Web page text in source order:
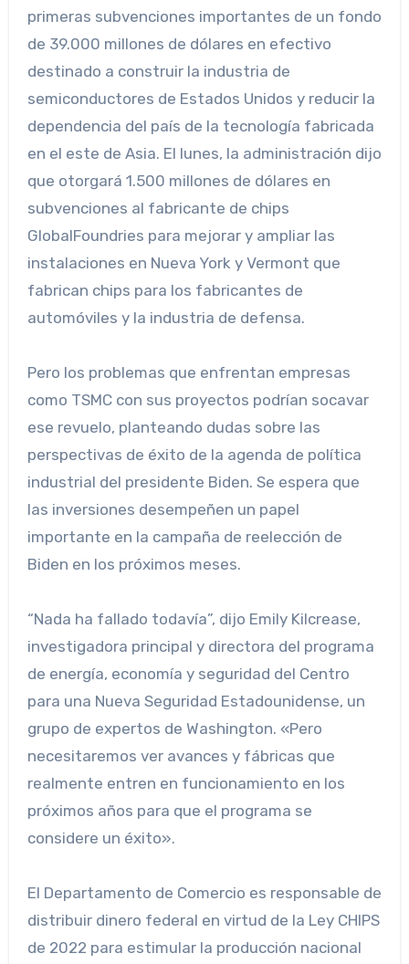
primeras subvenciones importantes de un fondo
de 39.000 millones de dólares en efectivo
destinado a construir la industria de
semiconductores de Estados Unidos y reducir la
dependencia del país de la tecnología fabricada
en el este de Asia. El lunes, la administración dijo
que otorgará 1.500 millones de dólares en
subvenciones al fabricante de chips
GlobalFoundries para mejorar y ampliar las
instalaciones en Nueva York y Vermont que
fabrican chips para los fabricantes de
automóviles y la industria de defensa.
Pero los problemas que enfrentan empresas
como TSMC con sus proyectos podrían socavar
ese revuelo, planteando dudas sobre las
perspectivas de éxito de la agenda de política
industrial del presidente Biden. Se espera que
las inversiones desempeñen un papel
importante en la campaña de reelección de
Biden en los próximos meses.
“Nada ha fallado todavía”, dijo Emily Kilcrease,
investigadora principal y directora del programa
de energía, economía y seguridad del Centro
para una Nueva Seguridad Estadounidense, un
grupo de expertos de Washington. «Pero
necesitaremos ver avances y fábricas que
realmente entren en funcionamiento en los
próximos años para que el programa se
considere un éxito».
El Departamento de Comercio es responsable de
distribuir dinero federal en virtud de la Ley CHIPS
de 2022 para estimular la producción nacional